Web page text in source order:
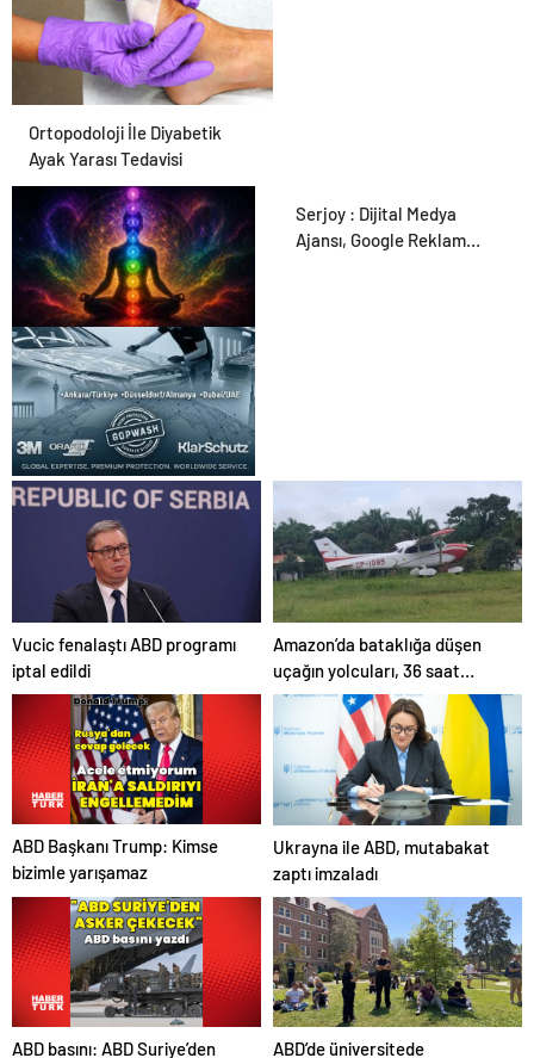
Ortopodoloji İle Diyabetik
Ayak Yarası Tedavisi
Zihnin Gizemli Sınırları ve
Ötesi : Nasılnedir.com
Serjoy : Dijital Medya
Ajansı, Google Reklam
UETDS Nedir ? Uetds.com
İle Akıllı Dijital Taşımacılık
Vucic fenalaştı ABD programı
iptal edildi
Amazon’da bataklığa düşen
uçağın yolcuları, 36 saat
kurtarılmayı bekledi
ABD Başkanı Trump: Kimse
bizimle yarışamaz
Ukrayna ile ABD, mutabakat
zaptı imzaladı
ABD basını: ABD Suriye’den ABD’de üniversitede